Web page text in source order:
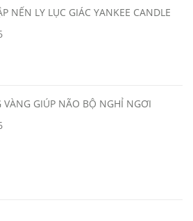
NẾN LY LỤC GIÁC YANKEE CANDLE
VÀNG GIÚP NÃO BỘ NGHỈ NGƠI